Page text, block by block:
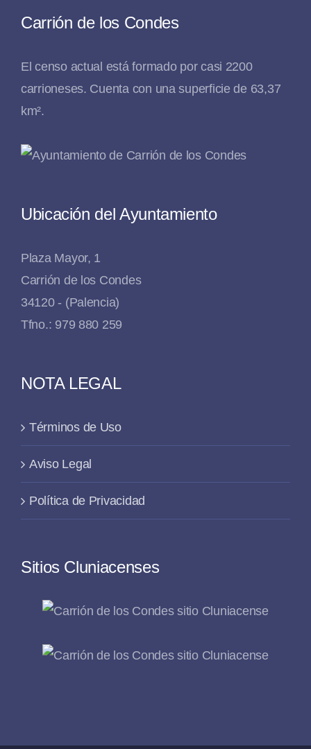
Carrión de los Condes
El censo actual está formado por casi 2200
carrioneses. Cuenta con una superficie de 63,37
km².
Ubicación del Ayuntamiento
Plaza Mayor, 1
Carrión de los Condes
34120 - (Palencia)
Tfno.: 979 880 259
NOTA LEGAL
Términos de Uso
Aviso Legal
Política de Privacidad
Sitios Cluniacenses